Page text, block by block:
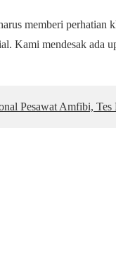
memberi
Kami mendesak ada
Pesawat Amfibi,